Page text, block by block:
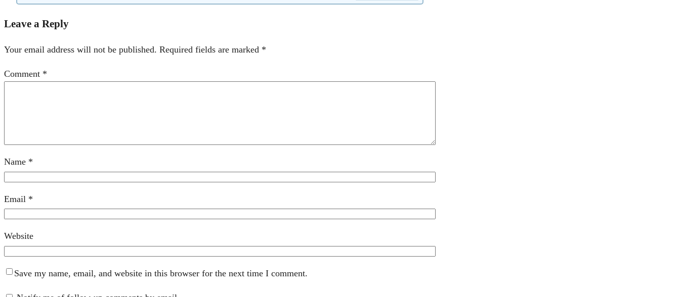
Leave a Reply
Your email address will not be published. Required fields are marked *
Comment *
Name *
Email *
Website
Save my name, email, and website in this browser for the next time I comment.